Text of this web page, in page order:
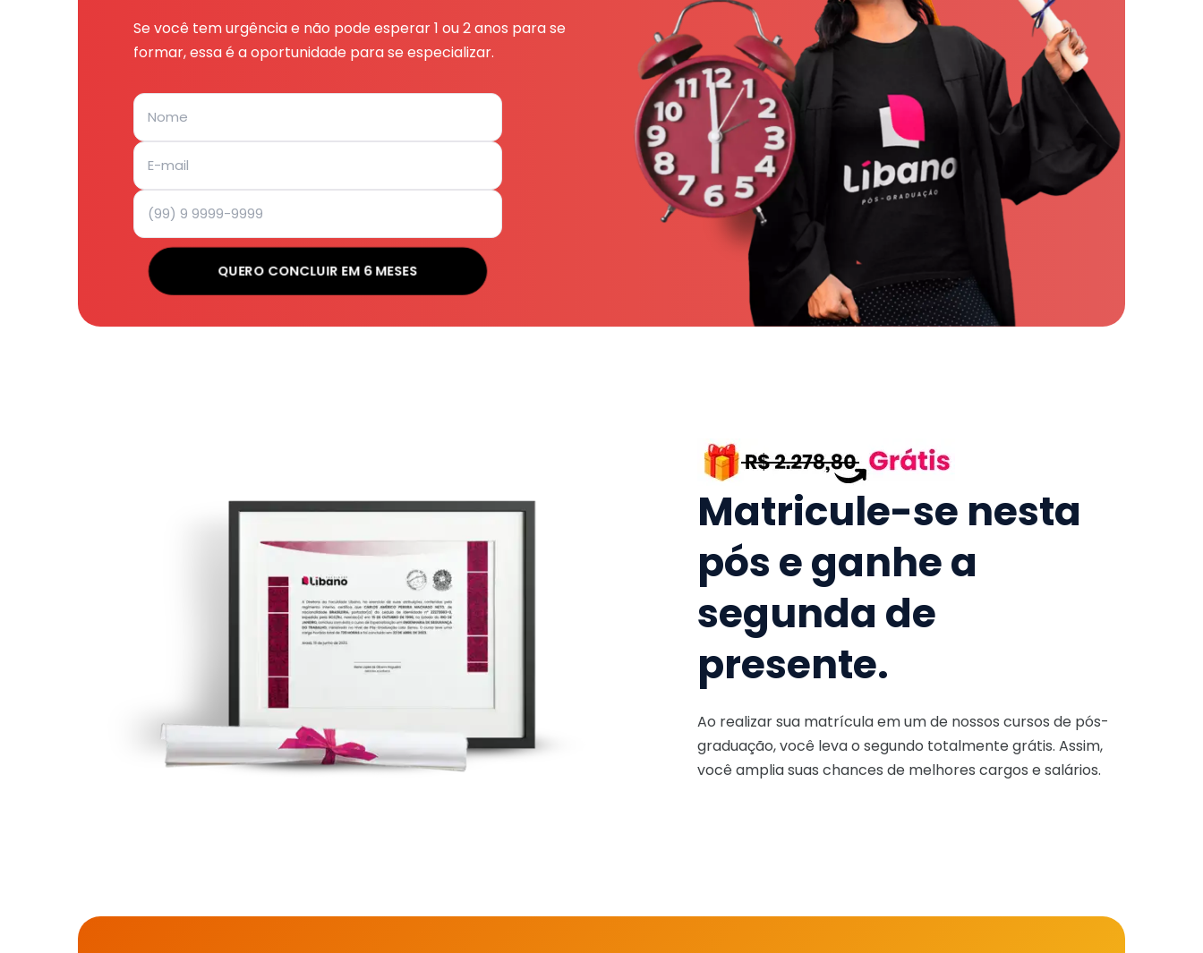
Se você tem urgência e não pode esperar 1 ou 2 anos para se
formar, essa é a oportunidade para se especializar.
QUERO CONCLUIR EM 6 MESES
Matricule-se nesta
pós e ganhe a
segunda de
presente.
Ao realizar sua matrícula em um de nossos cursos de pós-
graduação, você leva o segundo totalmente grátis. Assim,
você amplia suas chances de melhores cargos e salários.